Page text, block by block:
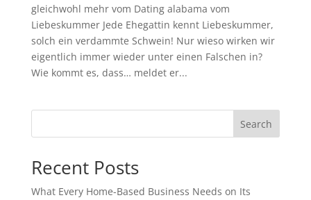
gleichwohl mehr vom Dating alabama vom
Liebeskummer Jede Ehegattin kennt Liebeskummer,
solch ein verdammte Schwein! Nur wieso wirken wir
eigentlich immer wieder unter einen Falschen in?
Wie kommt es, dass… meldet er...
Search
Recent Posts
What Every Home-Based Business Needs on Its